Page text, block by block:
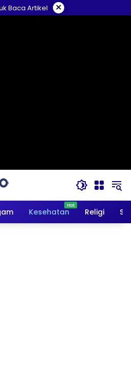
Baca Artikel ×
Kesehatan Religi